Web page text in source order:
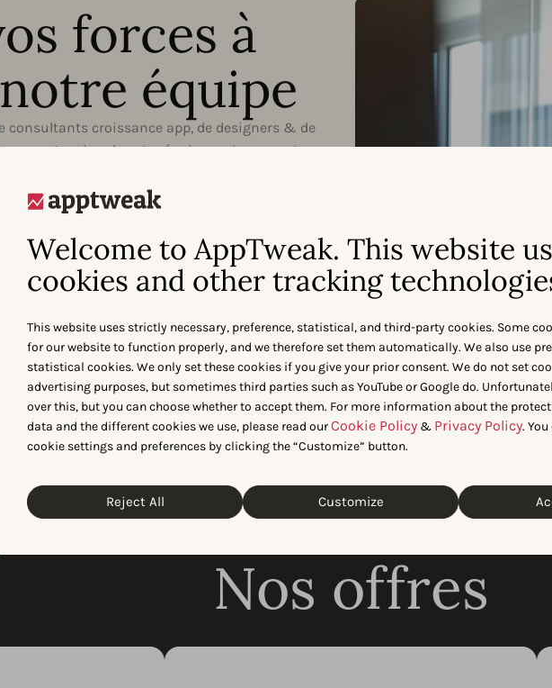
Welcome to AppTweak. This website
cookies and other tracking
This website uses strictly necessary, preference, statistical, and third-party cookies. Some
for our website to function properly, and we therefore set them automatically. We also use
statistical cookies. We only set these cookies if you give your prior consent. We do not set
advertising purposes, but sometimes third parties such as YouTube or Google do.
over this, but you can choose whether to accept them. For more information about the
data and the different cookies we use, please read ourCookie Policy & Privacy Policy.
cookie settings and preferences by clicking the “Customize” button.
Reject All Customize
forces à
équipe
consultants croissance app, de designers & de
une extension de votre équipe croissance et
& la confiance pour soutenir la réussite de
aident Nous privilégions les initiatives «
L’éducation d’abord », en coécrivant l’ASO
Book.
app
Une approche holistique nous permet de
proposer plusieurs niveaux
d’accompagnement adaptés à vos
besoins.
Nos offres